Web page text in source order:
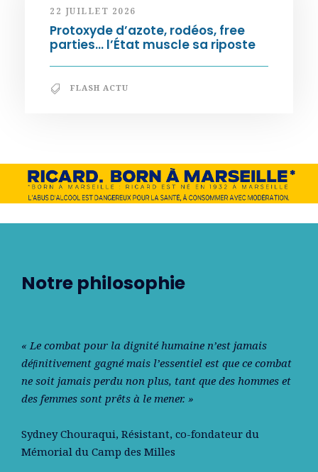
22 JUILLET 2026
Protoxyde d’azote, rodéos, free
parties… l’État muscle sa riposte
FLASH ACTU
Notre philosophie
« Le combat pour la dignité humaine n’est jamais
déﬁnitivement gagné mais l’essentiel est que ce combat
ne soit jamais perdu non plus, tant que des hommes et
des femmes sont prêts à le mener. »
Sydney Chouraqui, Résistant, co-fondateur du
Mémorial du Camp des Milles